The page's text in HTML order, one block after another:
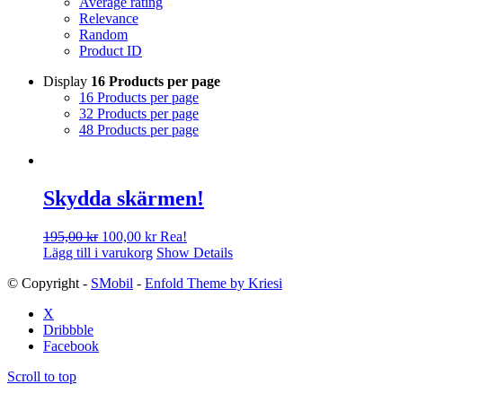
Relevance
Random
Product ID
Display 16 Products per page
16 Products per page
32 Products per page
48 Products per page
Skydda skärmen!
195,00kr Det
ursprungliga
var:
100,00 krDet
nuvarande
är:
Rea!
Lägg till i varukorg Show Details
© Copyright - SMobil - Enfold Theme by Kriesi
X
Dribbble
Facebook
Scroll to top